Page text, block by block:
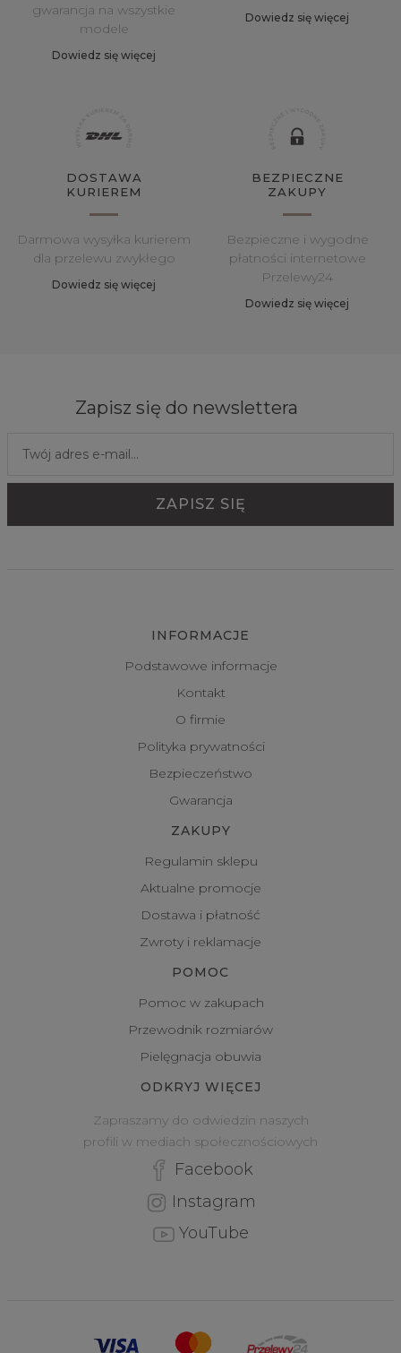
gwarancja na wszystkie
modele
Dowiedz się więcej
Dowiedz się więcej
DOSTAWA
KURIEREM
Darmowa wysyłka kurierem
dla przelewu zwykłego
Dowiedz się więcej
BEZPIECZNE
ZAKUPY
Bezpieczne i wygodne
płatności internetowe
Przelewy24
Dowiedz się więcej
Zapisz się do newslettera
INFORMACJE
Podstawowe informacje
Kontakt
O firmie
Polityka prywatności
Bezpieczeństwo
Gwarancja
ZAKUPY
Regulamin sklepu
Aktualne promocje
Dostawa i płatność
Zwroty i reklamacje
POMOC
Pomoc w zakupach
Przewodnik rozmiarów
Pielęgnacja obuwia
ODKRYJ WIĘCEJ
Zapraszamy do odwiedzin naszych
profili w mediach społecznościowych
Facebook
Instagram
YouTube